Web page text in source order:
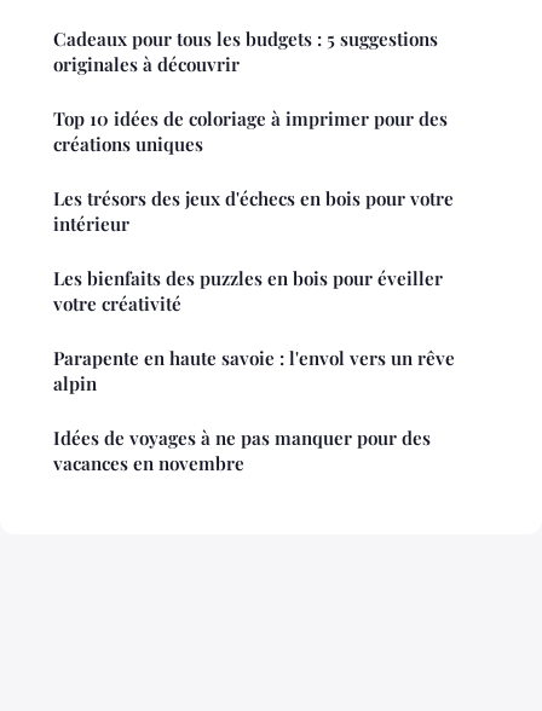
Cadeaux pour tous les budgets : 5 suggestions
originales à découvrir
Top 10 idées de coloriage à imprimer pour des
créations uniques
Les trésors des jeux d'échecs en bois pour votre
intérieur
Les bienfaits des puzzles en bois pour éveiller
votre créativité
Parapente en haute savoie : l'envol vers un rêve
alpin
Idées de voyages à ne pas manquer pour des
vacances en novembre